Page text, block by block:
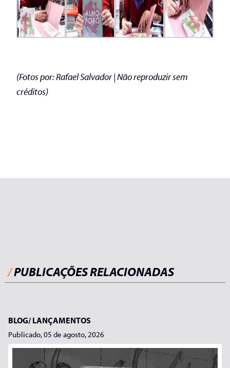
(Fotos por: Rafael Salvador | Não reproduzir sem
créditos)
/PUBLICAÇÕES RELACIONADAS
BLOG/LANÇAMENTOS
Publicado, 05 de agosto, 2026